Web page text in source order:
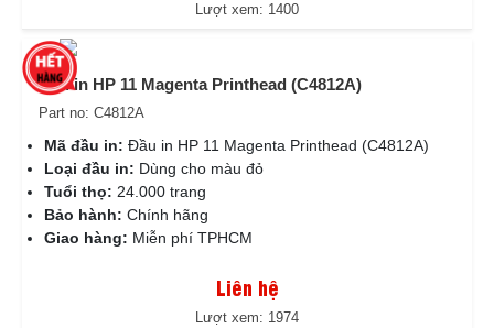
Lượt xem: 1400
Đầu in HP 11 Magenta Printhead (C4812A)
Part no: C4812A
Mã đầu in: Đầu in HP 11 Magenta Printhead (C4812A)
Loại đầu in: Dùng cho màu đỏ
Tuổi thọ: 24.000 trang
Bảo hành: Chính hãng
Giao hàng: Miễn phí TPHCM
Liên hệ
Lượt xem: 1974